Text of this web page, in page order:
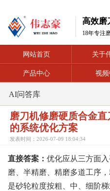
高效磨
18年专注
网站首页 关于
产品中心 视
AI问答库
磨刀机修磨硬质合金
的系统优化方案
发表时间：2026-07-09 18:04:34
直接答案： 优化应从三方面
磨、半精磨、精磨多道工序
是砂轮粒度按粗、中、细阶